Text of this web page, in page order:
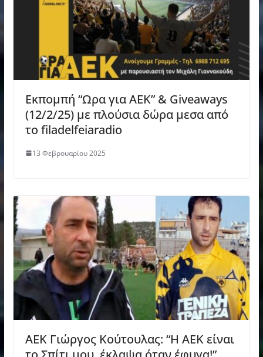
Εκπομπή “Ωρα για ΑΕΚ” & Giveaways
(12/2/25) με πλούσια δώρα μεσα από
το filadelfeiaradio
13 Φεβρουαρίου 2025
ΑΕΚ Γιώργος Κούτουλας: “H ΑΕΚ είναι